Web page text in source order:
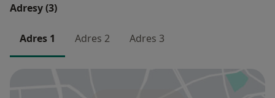
Adresy (3)
Adres 1 Adres 2 Adres 3